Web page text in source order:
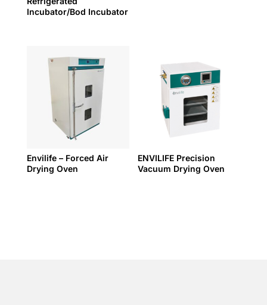
Incubator/Bod Incubator
Envilife – Forced Air
Drying Oven
ENVILIFE Precision
Vacuum Drying Oven